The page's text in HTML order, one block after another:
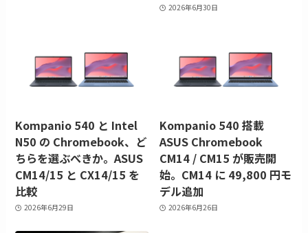
2026年6月30日
Kompanio 540 と Intel
N50 の Chromebook、ど
ちらを選ぶべきか。ASUS
CM14/15 と CX14/15 を
比較
2026年6月29日
Kompanio 540 搭載
ASUS Chromebook
CM14 / CM15 が販売開
始。CM14 に 49,800 円モ
デル追加
2026年6月26日